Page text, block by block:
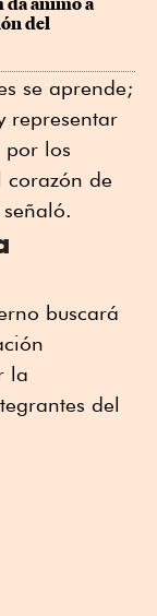
da ánimo a
del
se aprende;
representar
por los
corazón de
buscará
la
del